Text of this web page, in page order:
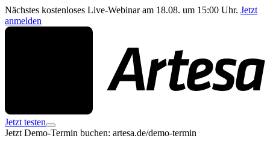
Nächstes kostenloses Live-Webinar am 18.08. um 15:00 Uhr. Jetzt
anmelden
Jetzt testen
Jetzt Demo-Termin buchen: artesa.de/demo-termin